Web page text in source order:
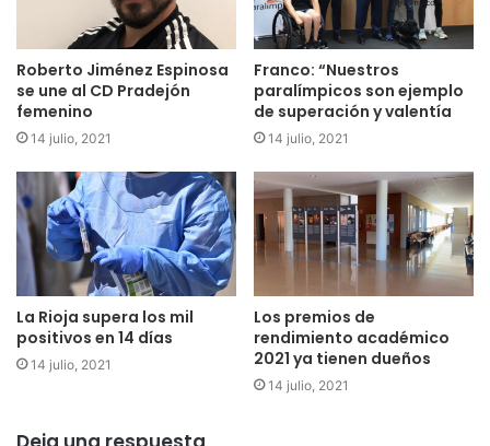
Roberto Jiménez Espinosa
se une al CD Pradejón
femenino
14 julio, 2021
Franco: “Nuestros
paralímpicos son ejemplo
de superación y valentía
14 julio, 2021
La Rioja supera los mil
positivos en 14 días
14 julio, 2021
Los premios de
rendimiento académico
2021 ya tienen dueños
14 julio, 2021